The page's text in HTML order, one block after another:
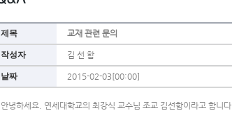
제목 교재 관련 문의
작성자 김 선 함
날짜 2015-02-03[00:00]
안녕하세요. 연세대학교의 최강식 교수님 조교 김선함이라고 합니다.